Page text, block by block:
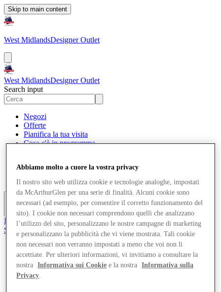
Skip to main content
West MidlandsDesigner Outlet
West MidlandsDesigner Outlet
Search input
Negozi
Offerte
Pianifica la tua visita
Cosa c'è in programma
Servizi
Com'è andata la tua giornata?
Altro
Il Club
Salvata
it
Negozi
Offerte
Pianifica la tua visita
Cosa c'è in programma
Abbiamo molto a cuore la vostra privacy
Il nostro sito web utilizza cookie e tecnologie analoghe, impostati
da McArthurGlen per una serie di finalità. Alcuni cookie sono
necessari (ad esempio, per consentire il corretto funzionamento del
sito). I cookie non necessari comprendono quelli che analizzano
l’utilizzo del sito, personalizzano le nostre campagne di marketing
e personalizzano la pubblicità che vi viene mostrata. Tali cookie
non necessari non verranno impostati a meno che voi non li
accettiate. Per ulteriori informazioni, vi invitiamo a consultare la
nostra
Informativa sui Cookie e la nostra
Informativa sulla
Privacy.